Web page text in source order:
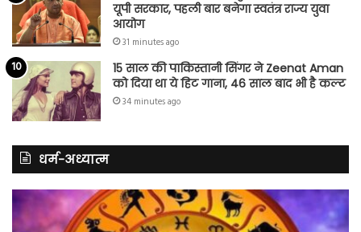
यूपी सरकार, पहली बार बनेगा स्वतंत्र राज्य युवा
आयोग
31 minutes ago
15 साल की पाकिस्तानी सिंगर ने Zeenat Aman
को दिया था ये हिट गाना, 46 साल बाद भी है कल्ट
34 minutes ago
धर्म-अध्यात्म